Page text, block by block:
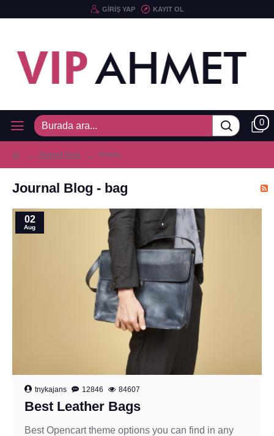
GIRIŞ YAP KAYIT OL
0
Journal Blog Arama
Journal Blog - bag
02
Aug
tnykajans 12846 84607
Best Leather Bags
Best Opencart theme options you can find in any